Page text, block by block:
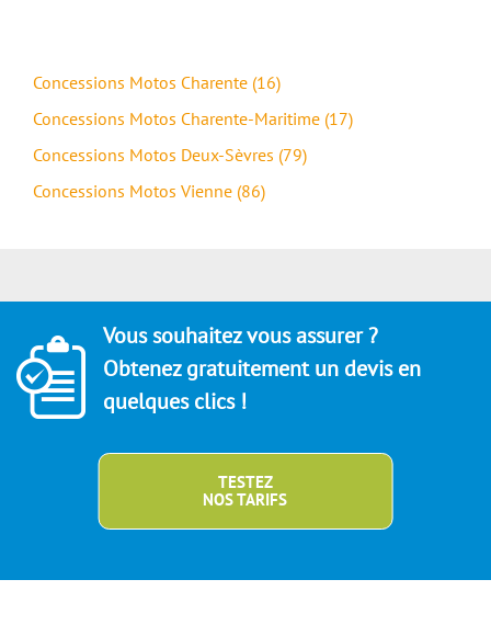
Concessions Motos Charente (16)
Concessions Motos Charente-Maritime (17)
Concessions Motos Deux-Sèvres (79)
Concessions Motos Vienne (86)
Vous souhaitez vous assurer ?
Obtenez gratuitement un devis en
quelques clics !
TESTEZ
NOS TARIFS